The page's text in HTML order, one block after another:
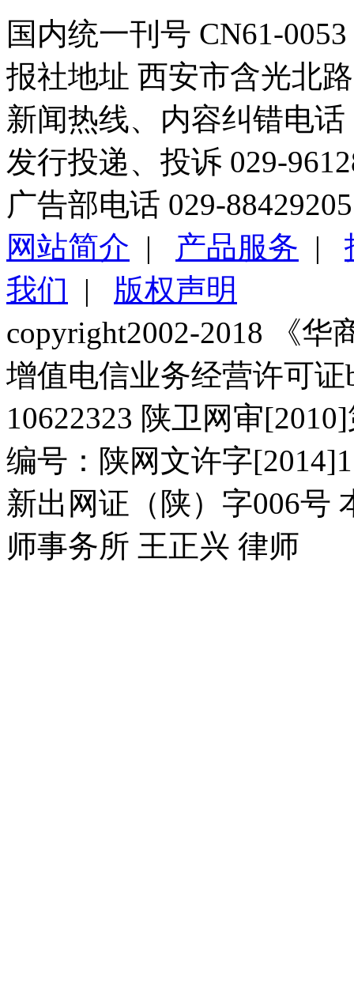
国内统一刊号 CN61-0053
报社地址 西安市含光北
新闻热线、内容纠错电话
发行投递、投诉 029-
广告部电话 029-88429205
网站简介 | 产品服务 |
我们 | 版权声明
copyright2002-2018 《华
增值电信业务经营许可证
10622323 陕卫网审
编号：陕网文许字
新出网证（陕）字006号
师事务所 王正兴 律师